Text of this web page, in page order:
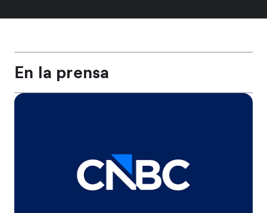
En la prensa